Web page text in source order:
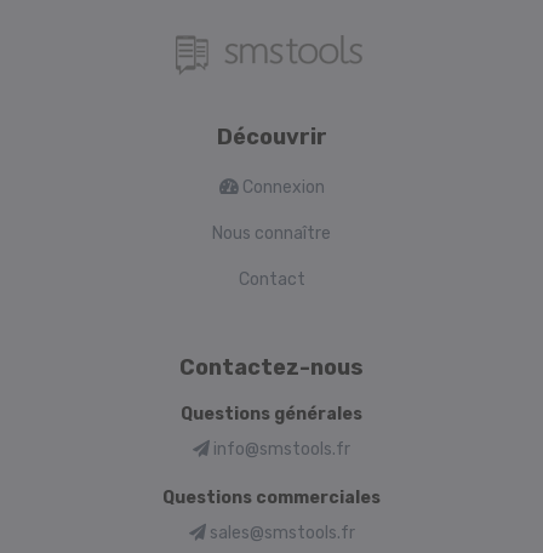
Découvrir
Connexion
Nous connaître
Contact
Contactez-nous
Questions générales
info@smstools.fr
Questions commerciales
sales@smstools.fr